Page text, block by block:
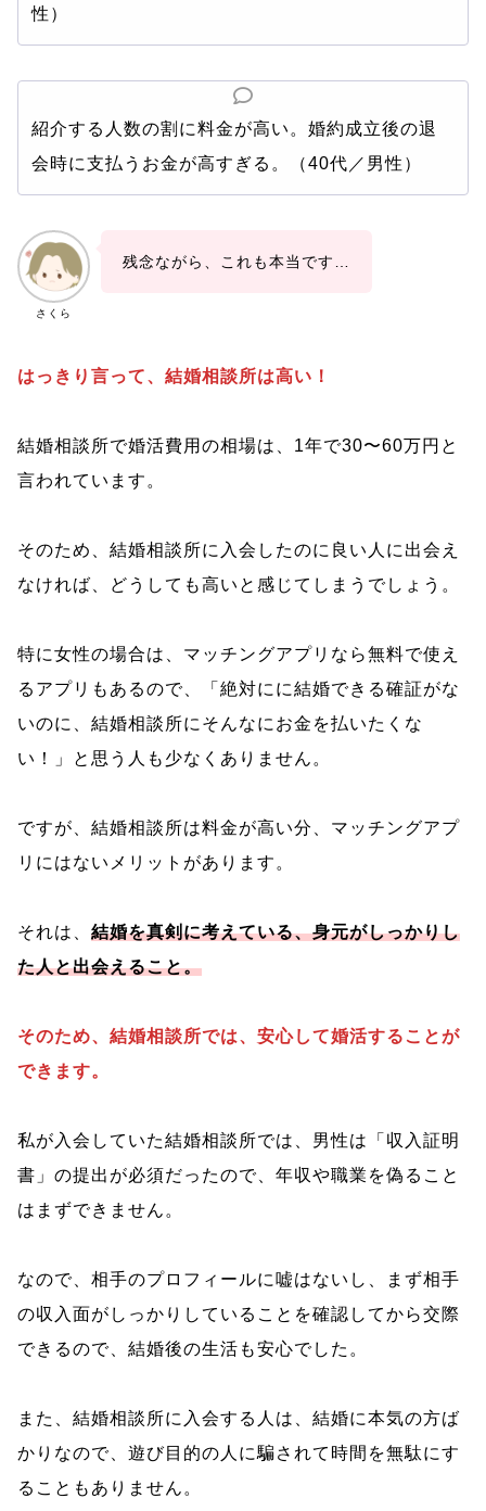
性）
紹介する人数の割に料金が高い。婚約成立後の退
会時に支払うお金が高すぎる。（40代／男性）
さくら
残念ながら、これも本当です…
はっきり言って、結婚相談所は高い！
結婚相談所で婚活費用の相場は、1年で30〜60万円と
言われています。
そのため、結婚相談所に入会したのに良い人に出会え
なければ、どうしても高いと感じてしまうでしょう。
特に女性の場合は、マッチングアプリなら無料で使え
るアプリもあるので、「絶対にに結婚できる確証がな
いのに、結婚相談所にそんなにお金を払いたくな
い！」と思う人も少なくありません。
ですが、結婚相談所は料金が高い分、マッチングアプ
リにはないメリットがあります。
それは、 結婚を真剣に考えている、身元がしっかりし
た人と出会えること。
そのため、結婚相談所では、安心して婚活することが
できます。
私が入会していた結婚相談所では、男性は「収入証明
書」の提出が必須だったので、年収や職業を偽ること
はまずできません。
なので、相手のプロフィールに嘘はないし、まず相手
の収入面がしっかりしていることを確認してから交際
できるので、結婚後の生活も安心でした。
また、結婚相談所に入会する人は、結婚に本気の方ば
かりなので、遊び目的の人に騙されて時間を無駄にす
ることもありません。